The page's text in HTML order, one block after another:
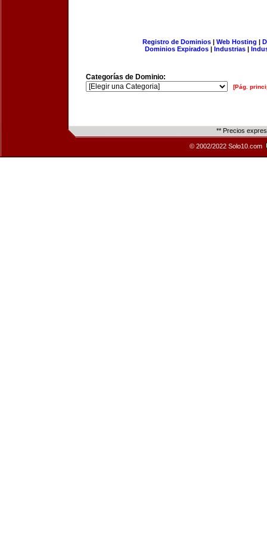
Registro de Dominios| Web Hosting |
Dominios Expirados | Industrias |
Categorías de Dominio:
[Pág.
** Precios
© 2002/2022 Solo10.com